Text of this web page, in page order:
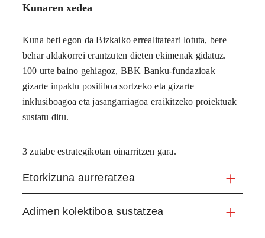
Kunaren xedea
Kuna beti egon da Bizkaiko errealitateari lotuta, bere
behar aldakorrei erantzuten dieten ekimenak gidatuz.
100 urte baino gehiagoz, BBK Banku-fundazioak
gizarte inpaktu positiboa sortzeko eta gizarte
inklusiboagoa eta jasangarriagoa eraikitzeko proiektuak
sustatu ditu.
3 zutabe estrategikotan oinarritzen gara.
Etorkizuna aurreratzea
Adimen kolektiboa sustatzea